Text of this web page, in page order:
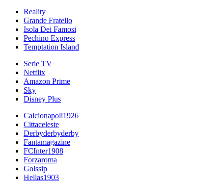
Reality
Grande Fratello
Isola Dei Famosi
Pechino Express
Temptation Island
Serie TV
Netflix
Amazon Prime
Sky
Disney Plus
Calcionapoli1926
Cittaceleste
Derbyderbyderby
Fantamagazine
FCInter1908
Forzaroma
Golssip
Hellas1903